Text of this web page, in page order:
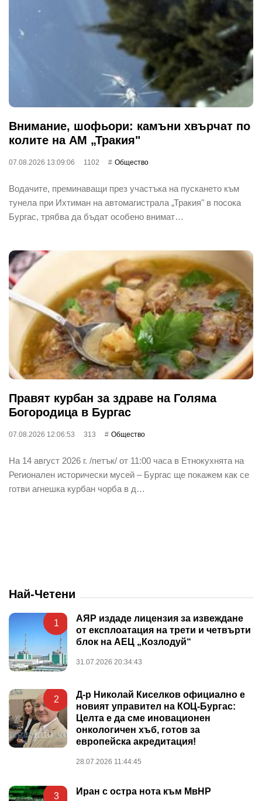
Внимание, шофьори: камъни хвърчат по
колите на АМ „Тракия"
07.08.2026 13:09:06 1102 Общество
Водачите, преминаващи през участъка на пускането към
тунела при Ихтиман на автомагистрала „Тракия" в посока
Бургас, трябва да бъдат особено внимат…
Правят курбан за здраве на Голяма
Богородица в Бургас
07.08.2026 12:06:53 313 Общество
На 14 август 2026 г. /петък/ от 11:00 часа в Етнокухнята на
Регионален исторически мусей – Бургас ще покажем как се
готви агнешка курбан чорба в д…
Най-Четени
1
АЯР издаде лицензия за извеждане
от експлоатация на трети и четвърти
блок на АЕЦ „Козлодуй“
31.07.2026 20:34:43
2
Д-р Николай Киселков официално е
новият управител на КОЦ-Бургас:
Целта е да сме иновационен
онкологичен хъб, готов за
европейска акредитация!
28.07.2026 11:44:45
3 Иран с остра нота към МвНР